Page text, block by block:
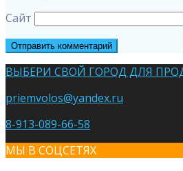
Сайт
ВЫБЕРИ СВОЙ ГОРОД ДЛЯ
priemvolos@yandex.ru
8-913-089-66-58
МЫ В СОЦСЕТЯХ